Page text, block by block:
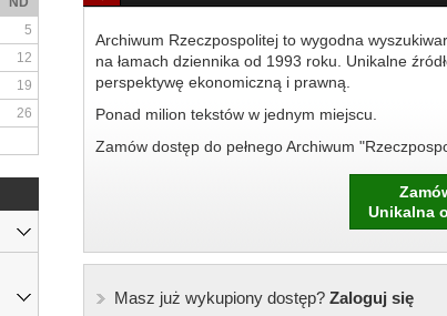
Archiwum Rzeczpospolitej to wygodna
na łamach dziennika od 1993 roku. Unikalne
perspektywę ekonomiczną i prawną.
Ponad milion tekstów w jednym miejscu.
Zamów dostęp do pełnego Archiwum
Unikalna
Masz już wykupiony dostęp?Zaloguj się
5
12
19
26